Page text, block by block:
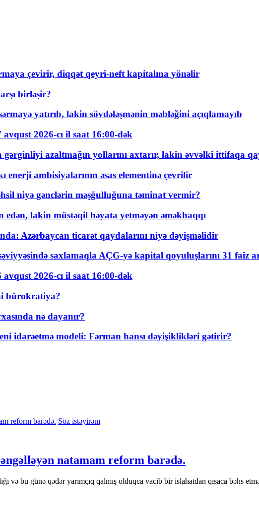
çevirir, diqqət qeyri-neft kapitalına yönəlir
birləşir?
yatırıb, lakin sövdələşmənin məbləğini açıqlamayıb
2026-cı il saat 16:00-dək
azaltmağın yollarını axtarır, lakin əvvəlki ittifaqa
ambisiyalarının əsas elementinə çevrilir
niyə gənclərin məşğulluğuna təminat vermir?
lakin müstəqil həyata yetməyən əməkhaqqı
Azərbaycan ticarət qaydalarını niyə dəyişməlidir
saxlamaqla AÇG-yə kapital qoyuluşlarını 31 faiz
2026-cı il saat 16:00-dək
bürokratiya?
nə dayanır?
idarəetmə modeli: Fərman hansı dəyişiklikləri gətirir?
Söz istəyirəm
natamam reform barədə.
və bu günə qədər yarımçıq qalmış olduqca vacib bir islahatdan qısaca bəhs